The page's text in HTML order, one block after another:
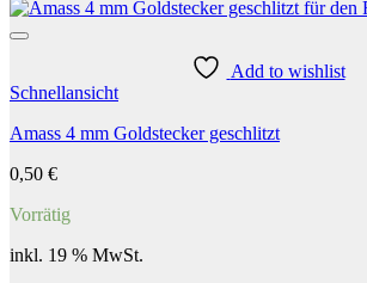
Add to wishlist
Schnellansicht
Amass 4 mm Goldstecker geschlitzt
0,50 €
Vorrätig
inkl. 19 % MwSt.